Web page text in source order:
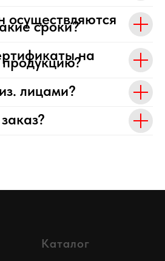
осуществляются
сроки?
на
лицами?
Каталог